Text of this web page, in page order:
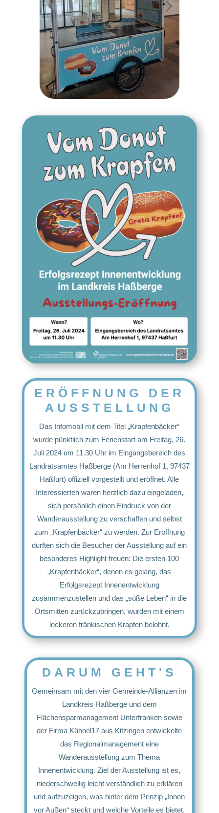
ERÖFFNUNG DER
AUSSTELLUNG
Das Infomobil mit dem Titel „Krapfenbäcker“
wurde pünktlich zum Ferienstart am Freitag, 26.
Juli 2024 um 11.30 Uhr im Eingangsbereich des
Landratsamtes Haßberge (Am Herrenhof 1, 97437
Haßfurt) offiziell vorgestellt und eröffnet. Alle
Interessierten waren herzlich dazu eingeladen,
sich persönlich einen Eindruck von der
Wanderausstellung zu verschaffen und selbst
zum „Krapfenbäcker“ zu werden. Zur Eröffnung
durften sich die Besucher der Ausstellung auf ein
besonderes Highlight freuen: Die ersten 100
„Krapfenbäcker“, denen es gelang, das
Erfolgsrezept Innenentwicklung
zusammenzustellen und das „süße Leben“ in die
Ortsmitten zurückzubringen, wurden mit einem
leckeren fränkischen Krapfen belohnt.
DARUM GEHT'S
Gemeinsam mit den vier Gemeinde-Allianzen im
Landkreis Haßberge und dem
Flächensparmanagement Unterfranken sowie
der Firma Kühnel17 aus Kitzingen entwickelte
das Regionalmanagement eine
Wanderausstellung zum Thema
Innenentwicklung. Ziel der Ausstellung ist es,
niederschwellig leicht verständlich zu erklären
und aufzuzeigen, was hinter dem Prinzip „Innen
vor Außen“ steckt und welche Vorteile es bietet.